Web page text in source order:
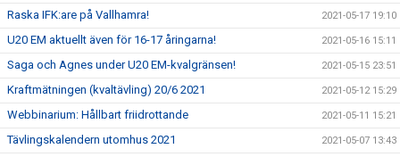
Raska IFK:are på Vallhamra! 2021-05-17 19:10
U20 EM aktuellt även för 16-17 åringarna! 2021-05-16 15:11
Saga och Agnes under U20 EM-kvalgränsen! 2021-05-15 23:51
Kraftmätningen (kvaltävling) 20/6 2021 2021-05-12 15:29
Webbinarium: Hållbart friidrottande 2021-05-11 15:21
Tävlingskalendern utomhus 2021 2021-05-07 13:43